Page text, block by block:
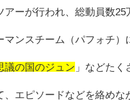
ーが行われ、総動員数25
マンスチーム（パフォチ
議の国のジュン 」などたく
エピソードなどを絡めな